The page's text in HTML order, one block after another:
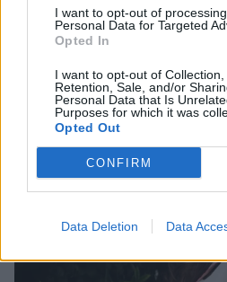
I want to opt-out of
Personal Data for Targeted
Opted In
I want to opt-out of Collection,
Retention, Sale, and/or
Personal Data that Is
Purposes for which it was
Opted Out
CONFIRM
Data Deletion Data
Ιωάννα Μπούκη: Νέες
της στις Κυκλάδες με τον
κόρες τους